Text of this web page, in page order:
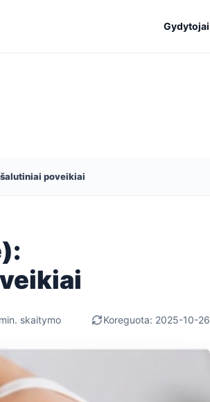
Gydytojai
poveikiai
skaitymo Koreguota: 2025-10-26